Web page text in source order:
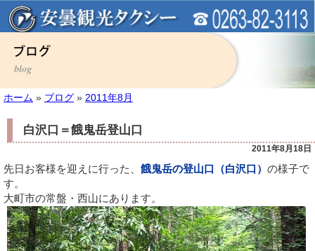
ホーム » ブログ » 2011年8月
白沢口＝餓鬼岳登山口
2011年8月18日
先日お客様を迎えに行った、 餓鬼岳の登山口（白沢口） の様子で
す。
大町市の常盤・西山にあります。